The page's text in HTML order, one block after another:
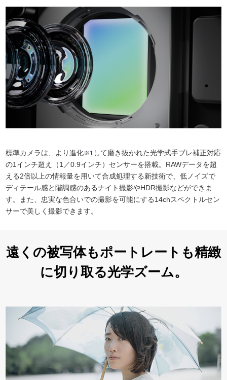
標準カメラは、より進化※1 して磨き抜かれた光学式手ブレ補正対応
の1インチ超え（1／0.9インチ）センサーを搭載。RAWデータを超
える2倍以上の情報量を用いて合成処理する新技術で、低ノイズで
ディテール感と階調感のあるナイト撮影やHDR撮影などができま
す。また、忠実な色合いでの撮影を可能にする14chスペクトルセン
サーで美しく撮影できます。
遠くの被写体もポートレートも精緻
に切り取る光学ズーム。